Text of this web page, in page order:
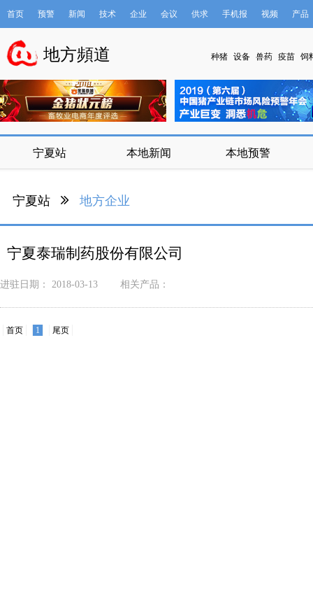
首页 预警 新闻 技术 企业 会议 供求 手机报 视频 产品
数据库
地方頻道 种猪 设备 兽药 疫苗 饲
宁夏站 本地新闻 本地预警
宁夏站 地方企业
宁夏泰瑞制药股份有限公司
进驻日期： 2018-03-13 相关产品：
首页 1 尾页